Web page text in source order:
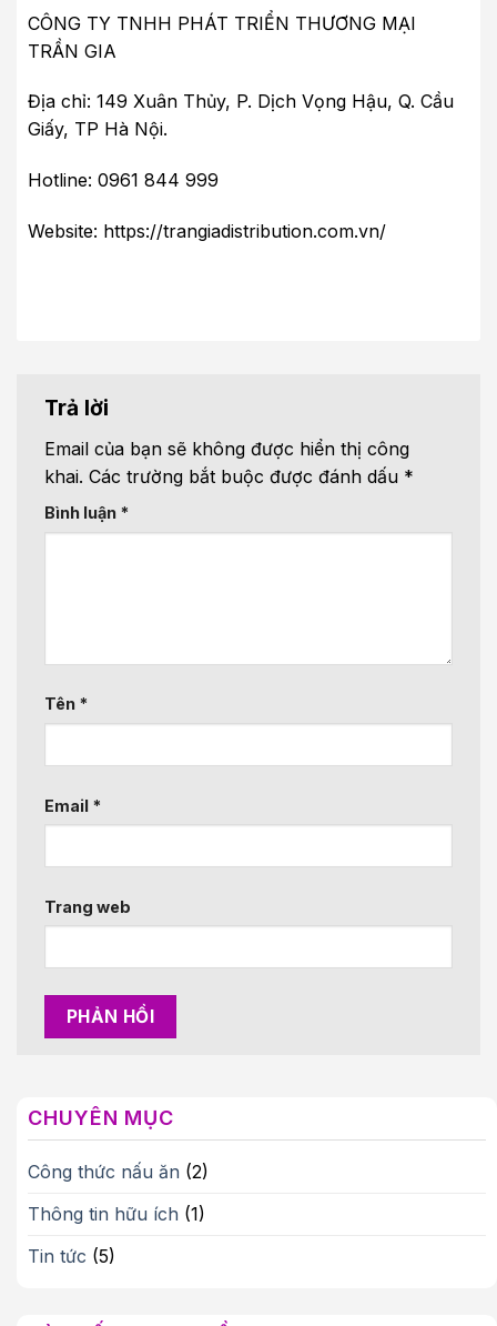
CHUYÊN MỤC
Công thức nấu ăn (2)
Thông tin hữu ích (1)
Tin tức (5)
CÔNG TY TNHH PHÁT TRIỂN THƯƠNG MẠI
TRẦN GIA
Địa chỉ: 149 Xuân Thủy, P. Dịch Vọng Hậu, Q. Cầu
Giấy, TP Hà Nội.
Hotline: 0961 844 999
Website: https://trangiadistribution.com.vn/
Trả lời
Email của bạn sẽ không được hiển thị công
khai. Các trường bắt buộc được đánh dấu *
Bình luận *
Tên *
Email *
Trang web